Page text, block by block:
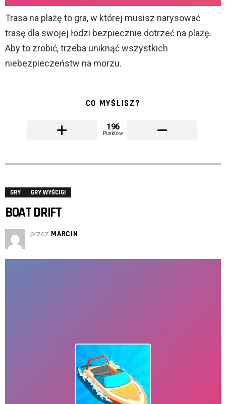
Trasa na plażę to gra, w której musisz narysować
trasę dla swojej łodzi bezpiecznie dotrzeć na plażę.
Aby to zrobić, trzeba uniknąć wszystkich
niebezpieczeństw na morzu.
CO MYŚLISZ?
196
Punktów
GRY GRY WYŚCIGI
BOAT DRIFT
przez MARCIN